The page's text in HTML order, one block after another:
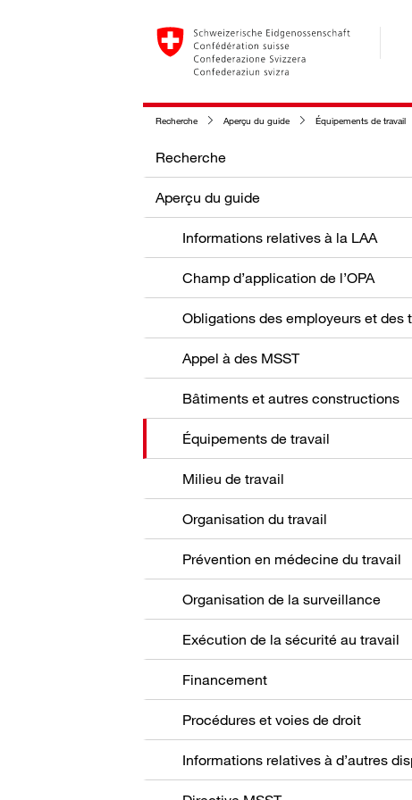
Recherche Aperçu du guide Équipements de travail
Recherche
Aperçu du guide
Informations relatives à la LAA
Champ d’application de l’OPA
Appel à des MSST
Bâtiments et autres constructions
Équipements de travail
Milieu de travail
Organisation du travail
Prévention en médecine du travail
Organisation de la surveillance
Exécution de la sécurité au travail
Financement
Procédures et voies de droit